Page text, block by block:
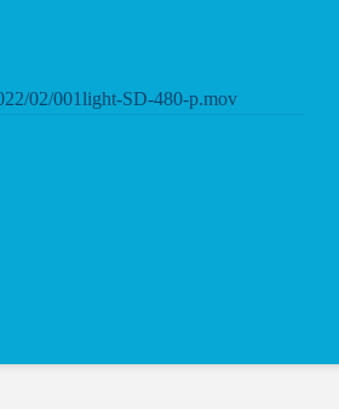
02/001light-SD-480-p.mov